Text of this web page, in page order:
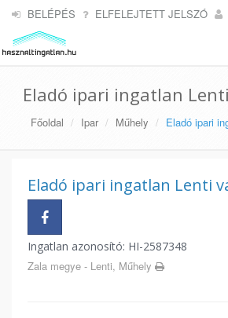
BELÉPÉS ELFELEJTETT JELSZÓ
Eladó ipari ingatlan
Főoldal Ipar Műhely Eladó ipari
Eladó ipari ingatlan Lenti
Ingatlan azonosító: HI-2587348
Zala megye - Lenti, Műhely